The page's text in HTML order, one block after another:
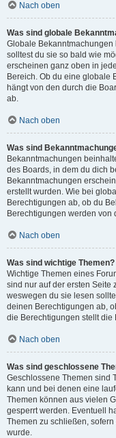
Nach oben
Was sind globale
Globale
solltest du sie so bald wie
erscheinen ganz oben in
Bereich. Ob du eine globale
hängt von den durch die
ab.
Nach oben
Was sind
Bekanntmachungen
des Boards, in dem du dich
Bekanntmachungen
erstellt wurden. Wie bei
Berechtigungen ab, ob du
Berechtigungen werden
Nach oben
Was sind wichtige Themen?
Wichtige Themen eines
sind nur auf der ersten Seite
weswegen du sie lesen
deinen Berechtigungen ab,
die Berechtigungen stellt die
Nach oben
Was sind geschlossene
Geschlossene Themen sind
kann und bei denen eine
Themen können aus vielen
gesperrt werden. Eventuell
Themen zu schließen,
wurde.